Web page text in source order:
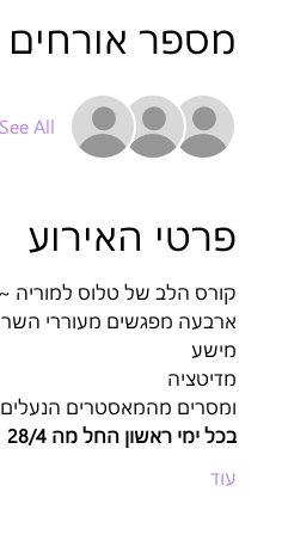
מספר אורחים
All
פרטי האירוע
קורס הלב של טלוס למוריה
ארבעה מפגשים מעוררי
מישע
מדיטציה
ומסרים מהמאסטרים
בכל ימי ראשון החל מה 28/4
עוד